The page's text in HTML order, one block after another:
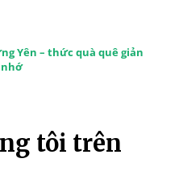
Yên – thức quà quê giản
tôi trên